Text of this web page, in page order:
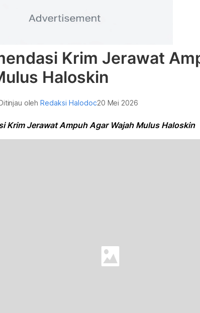
Krim Jerawat
Haloskin
olehRedaksi Halodoc20 Mei 2026
Krim Jerawat Ampuh Agar Wajah Mulus Haloskin